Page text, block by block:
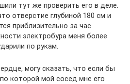
тут же проверить его в деле.
отверстие глубиной 180 см и
приблизительно за час
электробура меня более
по рукам.
могу сказать, что если бы
которой мой сосед мне его